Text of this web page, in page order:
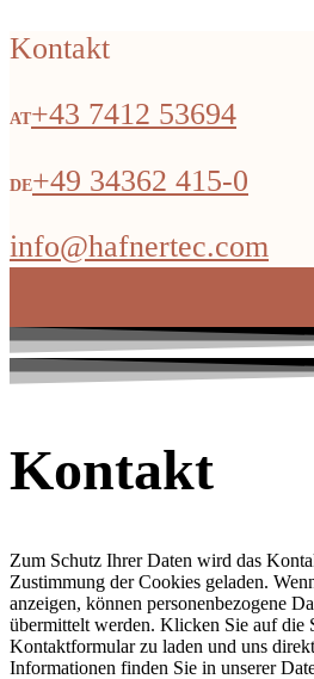
Kontakt
+43 7412 53694
+49 34362 415-0
info@hafnertec.com
Kontakt
Zum Schutz Ihrer Daten wird das
Zustimmung der Cookies geladen.
anzeigen, können personenbezogene
übermittelt werden. Klicken Sie auf die
Kontaktformular zu laden und uns
Informationen finden Sie in unserer